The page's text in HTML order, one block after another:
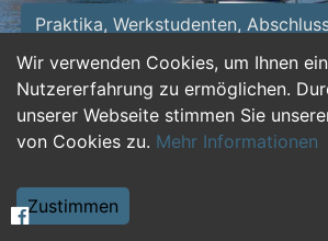
Wir verwenden Cookies, um Ihnen
Nutzererfahrung zu ermöglichen.
unserer Webseite stimmen Sie
von Cookies zu. Mehr Informationen
Zustimmen
Praktika, Werkstudenten,
Personalwesen Assistenz,
Hilfskräfte, Aushilfs- und Nebenjobs
Weiterbildung, Studium, duale